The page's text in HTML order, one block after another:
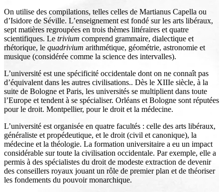
On utilise des compilations, telles celles de Martianus Capella ou
d’Isidore de Séville. L’enseignement est fondé sur les arts libéraux,
sept matières regroupées en trois thèmes littéraires et quatre
scientifiques. Le trivium comprend grammaire, dialectique et
rhétorique, le quadrivium arithmétique, géométrie, astronomie et
musique (considérée comme la science des intervalles).
L’université est une spécificité occidentale dont on ne connaît pas
d’équivalent dans les autres civilisations.. Dès le XIIIe siècle, à la
suite de Bologne et Paris, les universités se multiplient dans toute
l’Europe et tendent à se spécialiser. Orléans et Bologne sont réputées
pour le droit. Montpellier, pour le droit et la médecine.
L’université est organisée en quatre facultés : celle des arts libéraux,
généraliste et propédeutique, et le droit (civil et canonique), la
médecine et la théologie. La formation universitaire a eu un impact
considérable sur toute la civilisation occidentale. Par exemple, elle a
permis à des spécialistes du droit de modeste extraction de devenir
des conseillers royaux jouant un rôle de premier plan et de théoriser
les fondements du pouvoir monarchique.